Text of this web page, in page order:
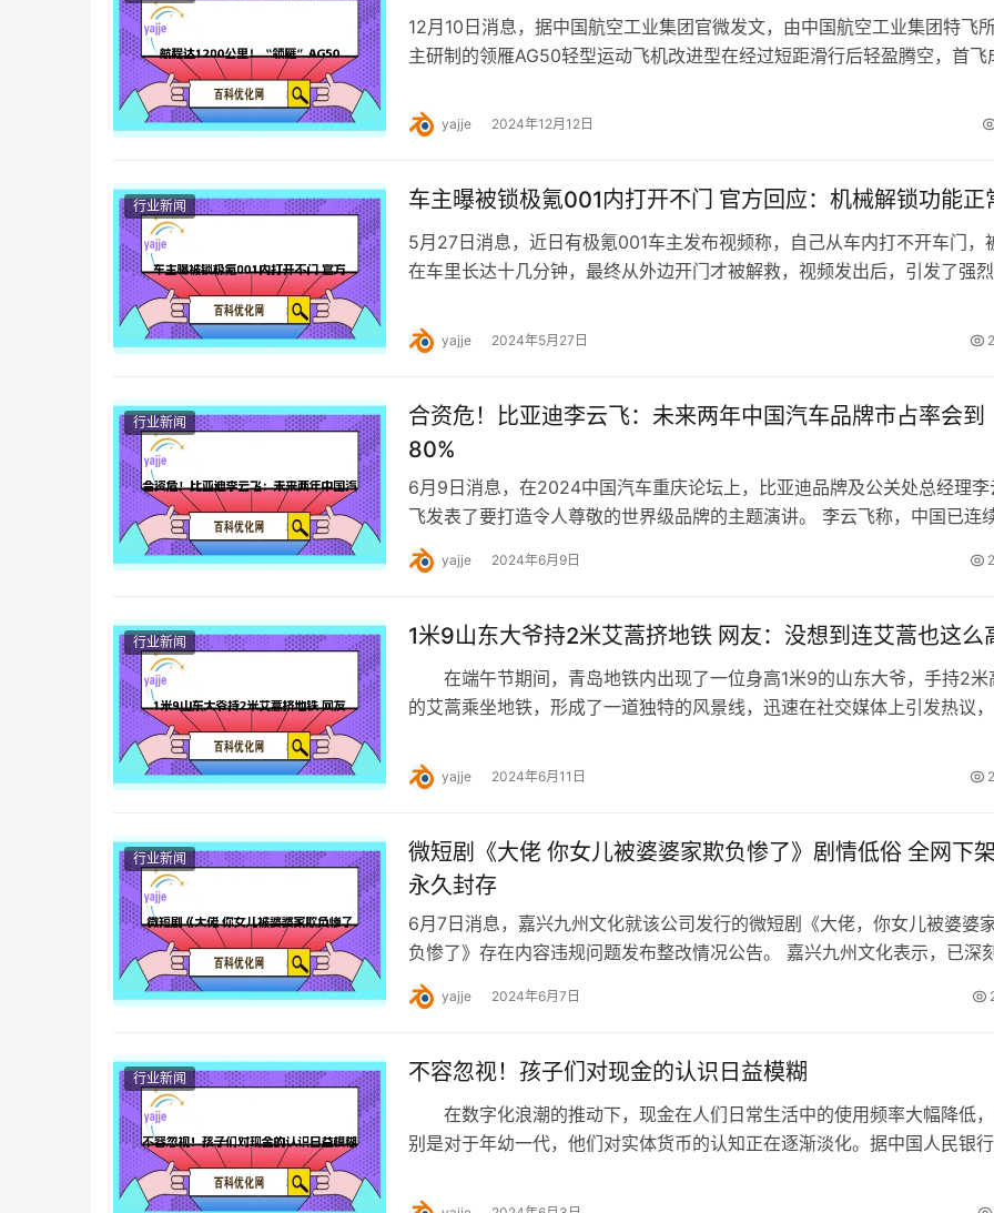
12月10日消息，据中国航空工业集团官微发文，由中国航空工业集团特飞
主研制的领雁AG50轻型运动飞机改进型在经过短距滑行后轻盈腾空，首飞
yajje 2024年12月12日
行业新闻 车主曝被锁极氪001内打开不门 官方回应：机械解锁功能正
5月27日消息，近日有极氪001车主发布视频称，自己从车内打不开车门，
在车里长达十几分钟，最终从外边开门才被解救，视频发出后，引发了强烈
yajje 2024年5月27日
行业新闻
合资危！比亚迪李云飞：未来两年中国汽车品牌市占率会到
80%
6月9日消息，在2024中国汽车重庆论坛上，比亚迪品牌及公关处总经理李
飞发表了要打造令人尊敬的世界级品牌的主题演讲。 李云飞称，中国已连
15 年成为全球最大汽车市场，中国品牌…
yajje 2024年6月9日
行业新闻 1米9山东大爷持2米艾蒿挤地铁 网友：没想到连艾蒿也这么
在端午节期间，青岛地铁内出现了一位身高1米9的山东大爷，手持2米
的艾蒿乘坐地铁，形成了一道独特的风景线，迅速在社交媒体上引发热议，
yajje 2024年6月11日
行业新闻
微短剧《大佬 你女儿被婆婆家欺负惨了》剧情低俗 全网下
永久封存
6月7日消息，嘉兴九州文化就该公司发行的微短剧《大佬，你女儿被婆婆
负惨了》存在内容违规问题发布整改情况公告。 嘉兴九州文化表示，已深
识到公司发行的微短剧《大佬，你女儿被婆婆…
yajje 2024年6月7日
行业新闻 不容忽视！孩子们对现金的认识日益模糊
在数字化浪潮的推动下，现金在人们日常生活中的使用频率大幅降低
别是对于年幼一代，他们对实体货币的认知正在逐渐淡化。据中国人民银行